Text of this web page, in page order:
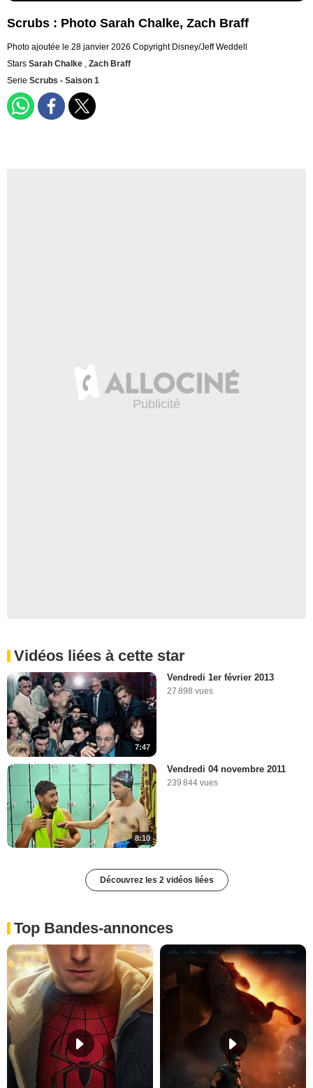
Scrubs : Photo Sarah Chalke, Zach Braff
Photo ajoutée le 28 janvier 2026 Copyright Disney/Jeff Weddell
Stars Sarah Chalke , Zach Braff
Serie Scrubs - Saison 1
Vidéos liées à cette star
7:47
Vendredi 1er février 2013
27 898 vues
8:10
Vendredi 04 novembre 2011
239 844 vues
Découvrez les 2 vidéos liées
Top Bandes-annonces